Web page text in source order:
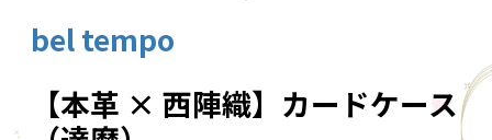
bel tempo
【本革 × 西陣織】カードケース